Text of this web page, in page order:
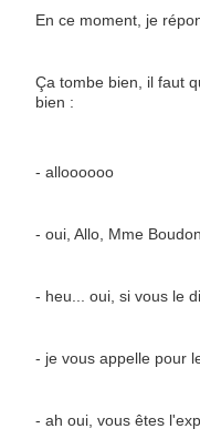
En ce moment, je
Ça tombe bien, il faut
bien :
- alloooooo
- oui, Allo, Mme
- heu... oui, si vous le
- je vous appelle pour
- ah oui, vous êtes